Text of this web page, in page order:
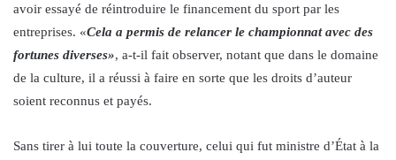
avoir essayé de réintroduire le financement du sport par les
entreprises. «Cela a permis de relancer le championnat avec des
fortunes diverses», a-t-il fait observer, notant que dans le domaine
de la culture, il a réussi à faire en sorte que les droits d’auteur
soient reconnus et payés.
Sans tirer à lui toute la couverture, celui qui fut ministre d’État à la